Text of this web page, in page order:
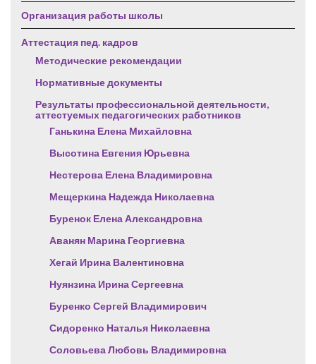
Организация работы школы
Аттестация пед. кадров
Методические рекомендации
Нормативные документы
Результаты профессиональной деятельности,
аттестуемых педагогических работников
Ганькина Елена Михайловна
Высотина Евгения Юрьевна
Нестерова Елена Владимировна
Мещеркина Надежда Николаевна
Буренок Елена Александровна
Аванян Марина Георгиевна
Хегай Ирина Валентиновна
Нуянзина Ирина Сергеевна
Буренко Сергей Владимирович
Сидоренко Наталья Николаевна
Соловьева Любовь Владимировна